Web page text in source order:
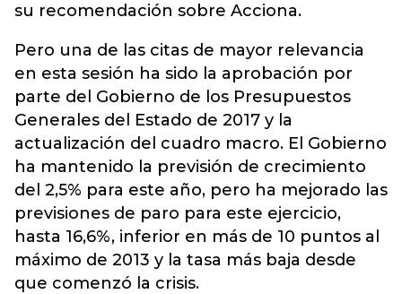
su recomendación sobre Acciona.
Pero una de las citas de mayor relevancia
en esta sesión ha sido la aprobación por
parte del Gobierno de los Presupuestos
Generales del Estado de 2017 y la
actualización del cuadro macro. El Gobierno
ha mantenido la previsión de crecimiento
del 2,5% para este año, pero ha mejorado las
previsiones de paro para este ejercicio,
hasta 16,6%, inferior en más de 10 puntos al
máximo de 2013 y la tasa más baja desde
que comenzó la crisis.